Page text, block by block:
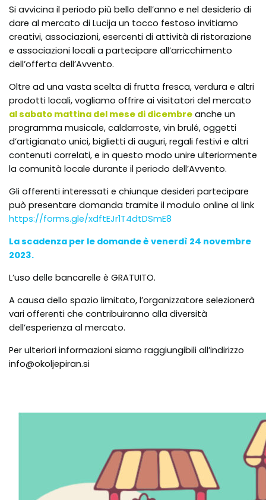
Si avvicina il periodo più bello dell’anno e nel desiderio di
dare al mercato di Lucija un tocco festoso invitiamo
creativi, associazioni, esercenti di attività di ristorazione
e associazioni locali a partecipare all’arricchimento
dell’offerta dell’Avvento.
Oltre ad una vasta scelta di frutta fresca, verdura e altri
prodotti locali, vogliamo offrire ai visitatori del mercato
al sabato mattina del mese di dicembre anche un
programma musicale, caldarroste, vin brulé, oggetti
d’artigianato unici, biglietti di auguri, regali festivi e altri
contenuti correlati, e in questo modo unire ulteriormente
la comunità locale durante il periodo dell’Avvento.
Gli offerenti interessati e chiunque desideri partecipare
può presentare domanda tramite il modulo online al link
https://forms.gle/xdftEJr1T4dtDSmE8
La scadenza per le domande è venerdì 24 novembre
2023.
L’uso delle bancarelle è GRATUITO.
A causa dello spazio limitato, l’organizzatore selezionerà
vari offerenti che contribuiranno alla diversità
dell’esperienza al mercato.
Per ulteriori informazioni siamo raggiungibili all’indirizzo
info@okoljepiran.si